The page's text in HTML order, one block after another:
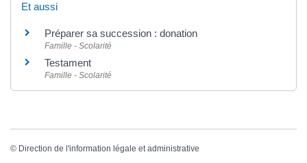
Et aussi
Préparer sa succession : donation
Famille - Scolarité
Testament
Famille - Scolarité
© Direction de l'information légale et administrative